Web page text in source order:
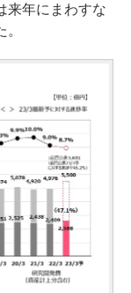
来年にまわすな